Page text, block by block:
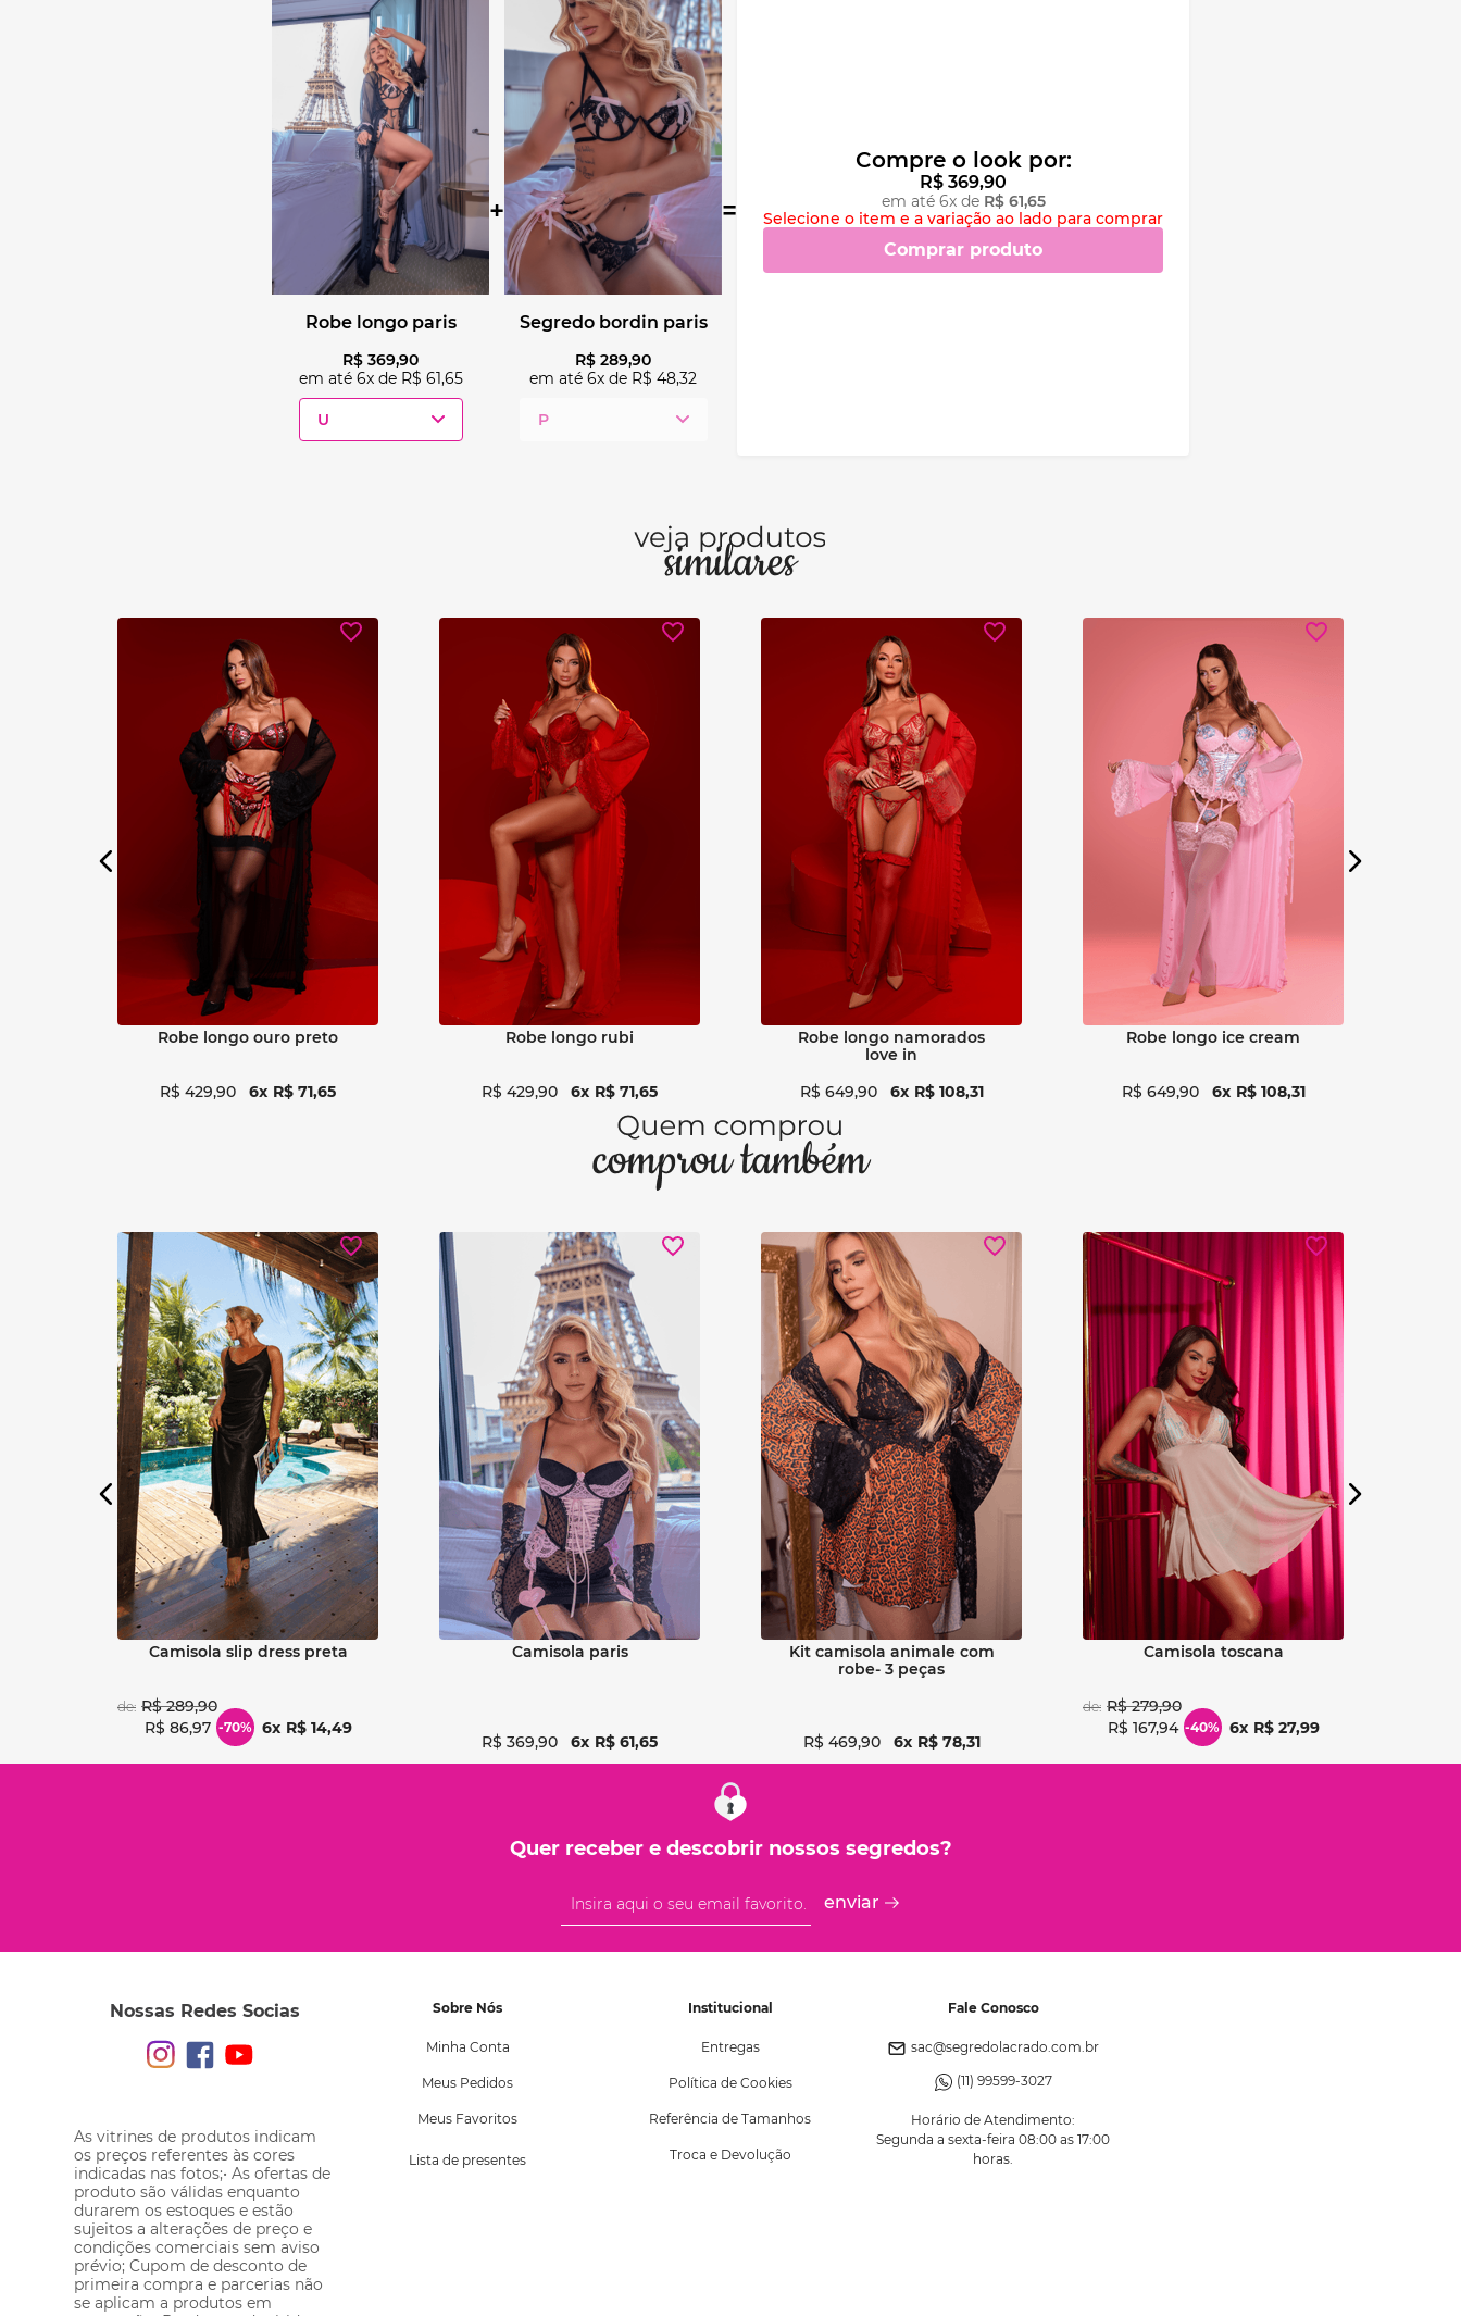
robe longo paris
R$ 369,90
em até 6x de R$ 61,65
U
+
segredo bordin paris
R$ 289,90
em até 6x de R$ 48,32
P
=
Compre o look por:
R$ 369,90
em até 6x de R$ 61,65
Selecione o item e a variação ao lado para comprar
Comprar produto
robe longo love preto
R$ 649,90 6 R$ 108,31
Ver detalhes
robe longo amor perfeito
R$ 629,90 6 R$ 104,98
Ver detalhes
robe longo bride - preto
R$ 649,90 6 R$ 108,31
Ver detalhes
R$ 649,90 6 R$ 108,31
Ver detalhes
camisola slip dress preta
de: R$ 289,90
R$ 86,97 -70% 6 R$ 14,49
Ver detalhes
camisola paris
R$ 369,90 6 R$ 61,65
Ver detalhes
kit camisola animale com
robe- 3 peças
R$ 469,90 6 R$ 78,31
Ver detalhes
camisola toscana
de: R$ 279,90
R$ 167,94 -40% 6 R$ 27,99
Ver detalhes
Quer receber e descobrir nossos segredos?
enviar
Nossas Redes Socias
As vitrines de produtos indicam
os preços referentes às cores
indicadas nas fotos;• As ofertas de
produto são válidas enquanto
durarem os estoques e estão
sujeitos a alterações de preço e
condições comerciais sem aviso
prévio; Cupom de desconto de
primeira compra e parcerias não
se aplicam a produtos em
Sobre Nós
Minha Conta
Meus Pedidos
Meus Favoritos
Lista de presentes
Institucional
Entregas
Política de Cookies
Referência de Tamanhos
Troca e Devolução
Fale Conosco
sac@segredolacrado.com.br
(11) 99599-3027
Horário de Atendimento:
Segunda a sexta-feira 08:00 as 17:00
horas.